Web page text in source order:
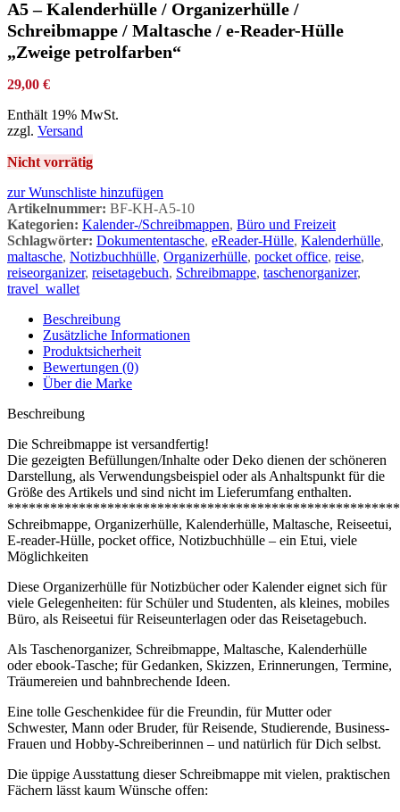
A5 – Kalenderhülle / Organizerhülle /
Schreibmappe / Maltasche / e-Reader-Hülle
„Zweige petrolfarben“
29,00 €
Enthält 19% MwSt.
zzgl. Versand
Nicht vorrätig
zur Wunschliste hinzufügen
Artikelnummer: BF-KH-A5-10
Kategorien: Kalender-/Schreibmappen, Büro und Freizeit
Schlagwörter: Dokumententasche, eReader-Hülle, Kalenderhülle,
maltasche, Notizbuchhülle, Organizerhülle, pocket office, reise,
reiseorganizer, reisetagebuch, Schreibmappe, taschenorganizer,
travel_wallet
Beschreibung
Zusätzliche Informationen
Produktsicherheit
Bewertungen (0)
Über die Marke
Beschreibung
Die Schreibmappe ist versandfertig!
Die gezeigten Befüllungen/Inhalte oder Deko dienen der schöneren
Darstellung, als Verwendungsbeispiel oder als Anhaltspunkt für die
Größe des Artikels und sind nicht im Lieferumfang enthalten.
Schreibmappe, Organizerhülle, Kalenderhülle, Maltasche, Reiseetui,
E-reader-Hülle, pocket office, Notizbuchhülle – ein Etui, viele
Möglichkeiten
Diese Organizerhülle für Notizbücher oder Kalender eignet sich für
viele Gelegenheiten: für Schüler und Studenten, als kleines, mobiles
Büro, als Reiseetui für Reiseunterlagen oder das Reisetagebuch.
Als Taschenorganizer, Schreibmappe, Maltasche, Kalenderhülle
oder ebook-Tasche; für Gedanken, Skizzen, Erinnerungen, Termine,
Träumereien und bahnbrechende Ideen.
Eine tolle Geschenkidee für die Freundin, für Mutter oder
Schwester, Mann oder Bruder, für Reisende, Studierende, Business-
Frauen und Hobby-Schreiberinnen – und natürlich für Dich selbst.
Die üppige Ausstattung dieser Schreibmappe mit vielen, praktischen
Fächern lässt kaum Wünsche offen: